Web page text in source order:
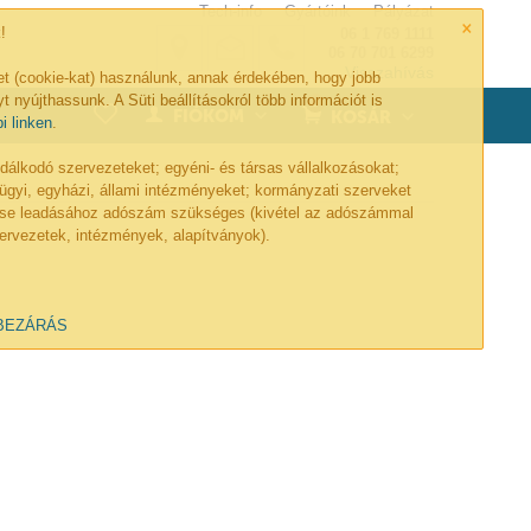
×
(cookie-kat) használunk, annak érdekében, hogy jobb
nyújthassunk. A Süti beállításokról több információt is
linken.
szervezeteket; egyéni- és társas vállalkozásokat;
egyházi, állami intézményeket; kormányzati szerveket
leadásához adószám szükséges (kivétel az adószámmal
intézmények, alapítványok).
Tech-info Gyártóink Pályázat
Visszahívás
0